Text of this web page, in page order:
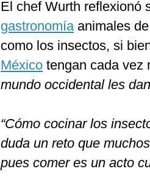
El chef Wurth reflexionó
gastronomíaanimales
como los insectos, si
México tengan cada vez
mundo occidental les
“Cómo cocinar los
duda un reto que
pues comer es un acto